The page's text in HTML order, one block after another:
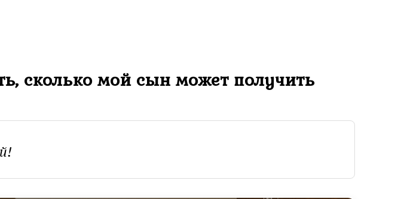
сколько мой сын может получить